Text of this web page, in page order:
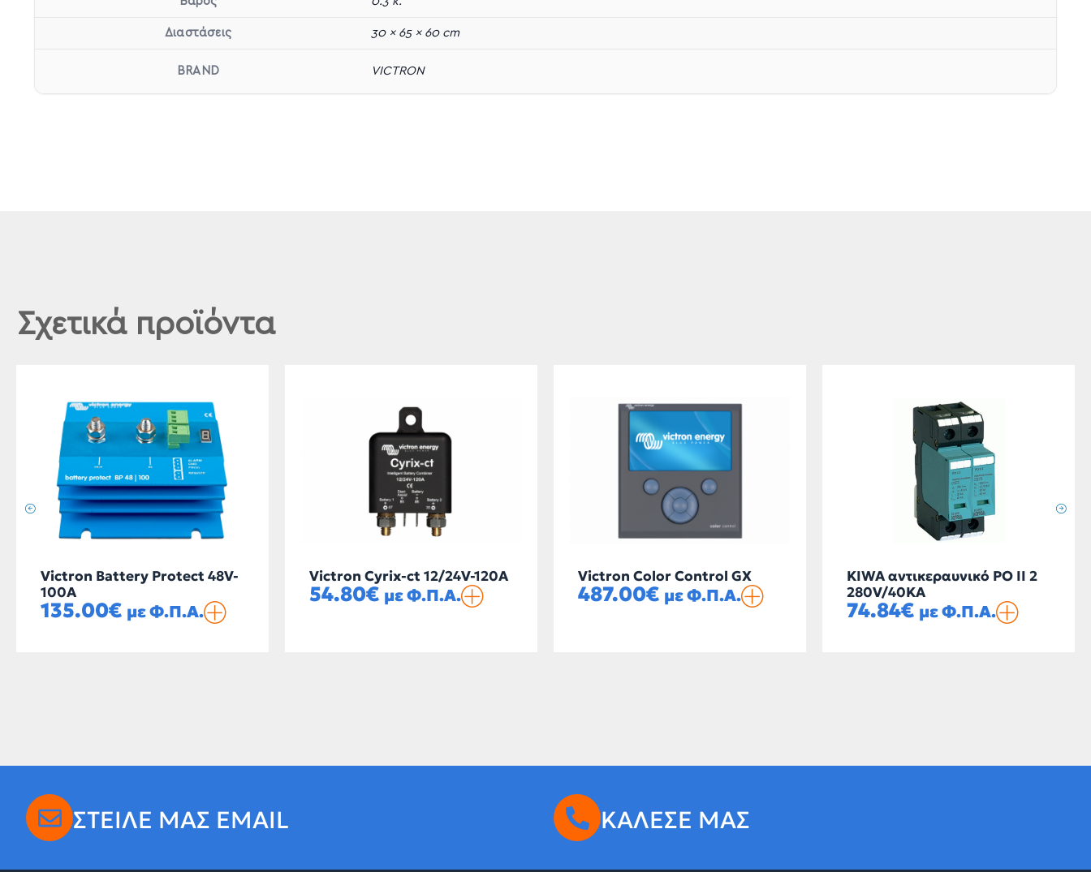
Διαστάσεις 30 × 65 × 60 cm
BRAND VICTRON
Σχετικά προϊόντα
Victron Battery Protect 48V-
100A
135.00€ με Φ.Π.Α.
Victron Cyrix-ct 12/24V-120A
54.80€ με Φ.Π.Α.
Victron Color Control GX
487.00€ με Φ.Π.Α.
KIWA αντικεραυνικό PO II 2
280V/40KA
74.84€ με Φ.Π.Α.
ΣΤΕΙΛΕ ΜΑΣ EMAIL ΚΑΛΕΣΕ ΜΑΣ